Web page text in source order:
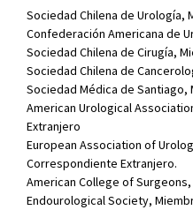
Sociedad Chilena de Urología,
Confederación Americana de
Sociedad Chilena de Cirugía,
Sociedad Chilena de
Sociedad Médica de Santiago,
American Urological
Extranjero
European Association of
Correspondiente Extranjero.
American College of
Endourological Society,